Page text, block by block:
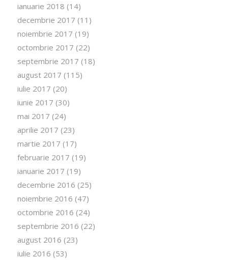
ianuarie 2018 (14)
decembrie 2017 (11)
noiembrie 2017 (19)
octombrie 2017 (22)
septembrie 2017 (18)
august 2017 (115)
iulie 2017 (20)
iunie 2017 (30)
mai 2017 (24)
aprilie 2017 (23)
martie 2017 (17)
februarie 2017 (19)
ianuarie 2017 (19)
decembrie 2016 (25)
noiembrie 2016 (47)
octombrie 2016 (24)
septembrie 2016 (22)
august 2016 (23)
iulie 2016 (53)